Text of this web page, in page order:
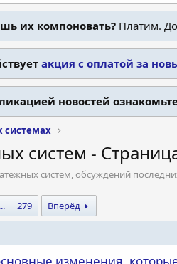
их компоновать? Платим.
акция с оплатой за
новостей
системах
систем -
систем, обсуждений
... 279 Вперёд